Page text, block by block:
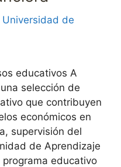
Universidad de
educativos A
selección de
que contribuyen
económicos en
supervisión del
de Aprendizaje
programa educativo